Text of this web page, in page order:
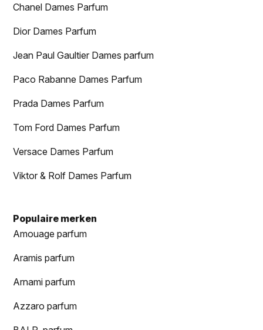
Chanel Dames Parfum
Dior Dames Parfum
Jean Paul Gaultier Dames parfum
Paco Rabanne Dames Parfum
Prada Dames Parfum
Tom Ford Dames Parfum
Versace Dames Parfum
Viktor & Rolf Dames Parfum
Populaire merken
Amouage parfum
Aramis parfum
Arnami parfum
Azzaro parfum